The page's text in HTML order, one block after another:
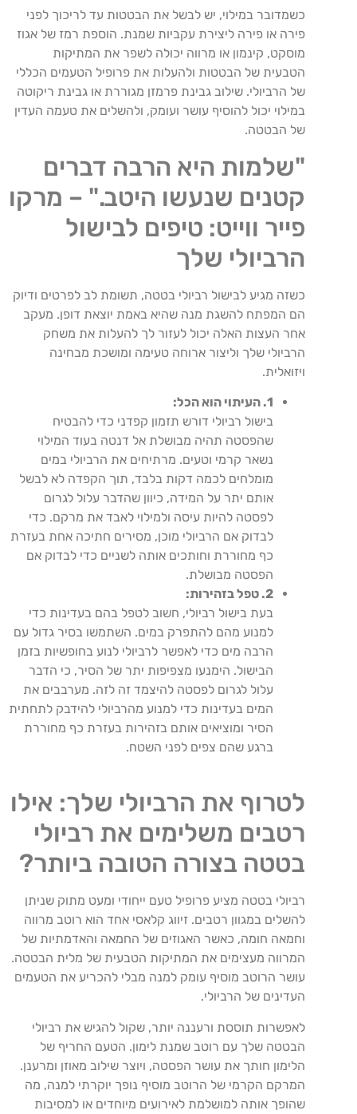
כשמדובר במילוי, יש לבשל את הבטטות עד לריכוך לפני
פירה או פירה ליצירת עקביות שמנת. הוספת רמז של אגוז
מוסקט, קינמון או מרווה יכולה לשפר את המתיקות
הטבעית של הבטטות ולהעלות את פרופיל הטעמים הכללי
של הרביולי. שילוב גבינת פרמזן מגוררת או גבינת ריקוטה
במילוי יכול להוסיף עושר ועומק, ולהשלים את טעמה העדין
של הבטטה.
"שלמות היא הרבה דברים
קטנים שנעשו היטב." – מרקו
פייר ווייט: טיפים לבישול
הרביולי שלך
כשזה מגיע לבישול רביולי בטטה, תשומת לב לפרטים ודיוק
הם המפתח להשגת מנה שהיא באמת יוצאת דופן. מעקב
אחר העצות האלה יכול לעזור לך להעלות את משחק
הרביולי שלך וליצור ארוחה טעימה ומושכת מבחינה
ויזואלית.
1. העיתוי הוא הכל:
בישול רביולי דורש תזמון קפדני כדי להבטיח
שהפסטה תהיה מבושלת אל דנטה בעוד המילוי
נשאר קרמי וטעים. מרתיחים את הרביולי במים
מומלחים לכמה דקות בלבד, תוך הקפדה לא לבשל
אותם יתר על המידה, כיוון שהדבר עלול לגרום
לפסטה להיות עיסה ולמילוי לאבד את מרקם. כדי
לבדוק אם הרביולי מוכן, מסירים חתיכה אחת בעזרת
כף מחוררת וחותכים אותה לשניים כדי לבדוק אם
הפסטה מבושלת.
2. טפל בזהירות:
בעת בישול רביולי, חשוב לטפל בהם בעדינות כדי
למנוע מהם להתפרק במים. השתמשו בסיר גדול עם
הרבה מים כדי לאפשר לרביולי לנוע בחופשיות בזמן
הבישול. הימנעו מצפיפות יתר של הסיר, כי הדבר
עלול לגרום לפסטה להיצמד זה לזה. מערבבים את
המים בעדינות כדי למנוע מהרביולי להידבק לתחתית
הסיר ומוציאים אותם בזהירות בעזרת כף מחוררת
ברגע שהם צפים לפני השטח.
לטרוף את הרביולי שלך: אילו
רטבים משלימים את רביולי
בטטה בצורה הטובה ביותר?
רביולי בטטה מציע פרופיל טעם ייחודי ומעט מתוק שניתן
להשלים במגוון רטבים. זיווג קלאסי אחד הוא רוטב מרווה
וחמאה חומה, כאשר האגוזים של החמאה והאדמתיות של
המרווה מעצימים את המתיקות הטבעית של מלית הבטטה.
עושר הרוטב מוסיף עומק למנה מבלי להכריע את הטעמים
העדינים של הרביולי.
לאפשרות תוססת ורעננה יותר, שקול להגיש את רביולי
הבטטה שלך עם רוטב שמנת לימון. הטעם החריף של
הלימון חותך את עושר הפסטה, ויוצר שילוב מאוזן ומרענן.
המרקם הקרמי של הרוטב מוסיף נופך יוקרתי למנה, מה
שהופך אותה למושלמת לאירועים מיוחדים או למסיבות